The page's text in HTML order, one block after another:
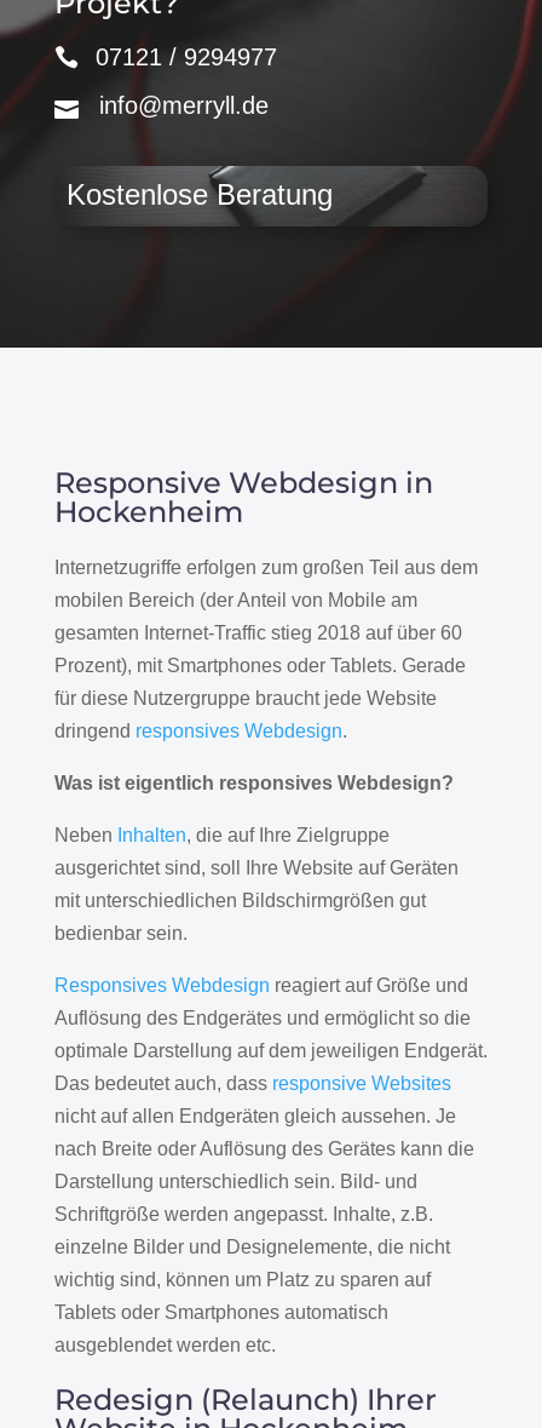
07121 / 9294977
info@merryll.de
Kostenlose Beratung
Responsive Webdesign in
Hockenheim
Internetzugriffe erfolgen zum großen Teil aus dem
mobilen Bereich (der Anteil von Mobile am
gesamten Internet-Traffic stieg 2018 auf über 60
Prozent), mit Smartphones oder Tablets. Gerade
für diese Nutzergruppe braucht jede Website
dringend responsives Webdesign.
Was ist eigentlich responsives Webdesign?
Neben Inhalten, die auf Ihre Zielgruppe
ausgerichtet sind, soll Ihre Website auf Geräten
mit unterschiedlichen Bildschirmgrößen gut
bedienbar sein.
Responsives Webdesign reagiert auf Größe und
Auflösung des Endgerätes und ermöglicht so die
optimale Darstellung auf dem jeweiligen Endgerät.
Das bedeutet auch, dass responsive Websites
nicht auf allen Endgeräten gleich aussehen. Je
nach Breite oder Auflösung des Gerätes kann die
Darstellung unterschiedlich sein. Bild- und
Schriftgröße werden angepasst. Inhalte, z.B.
einzelne Bilder und Designelemente, die nicht
wichtig sind, können um Platz zu sparen auf
Tablets oder Smartphones automatisch
ausgeblendet werden etc.
Redesign (Relaunch) Ihrer